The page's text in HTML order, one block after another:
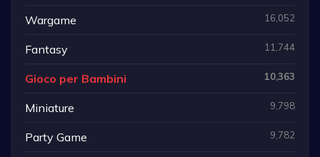
Wargame 16,052
Fantasy 11,744
Gioco per Bambini 10,363
Miniature 9,798
Party Game 9,782